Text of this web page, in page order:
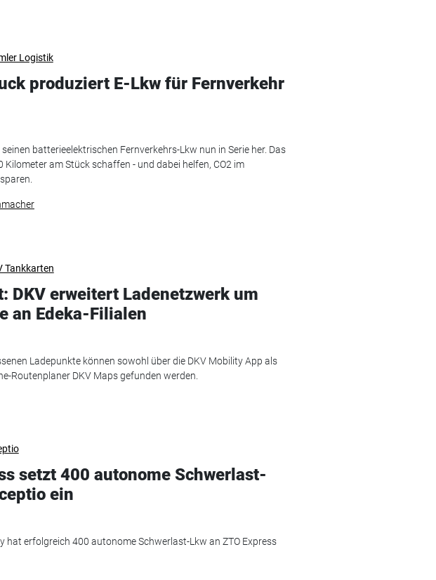
Logistik
produziert E-Lkw für Fernverkehr
batterieelektrischen Fernverkehrs-Lkw nun in Serie her. Das
Kilometer am Stück schaffen - und dabei helfen, CO2 im
Tankkarten
DKV erweitert Ladenetzwerk um
an Edeka-Filialen
Ladepunkte können sowohl über die DKV Mobility App als
Routenplaner DKV Maps gefunden werden.
setzt 400 autonome Schwerlast-
ein
hat erfolgreich 400 autonome Schwerlast-Lkw an ZTO Express